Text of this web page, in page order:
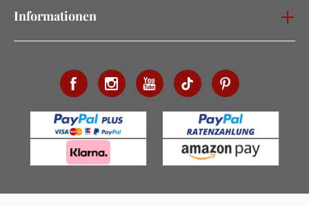
Informationen